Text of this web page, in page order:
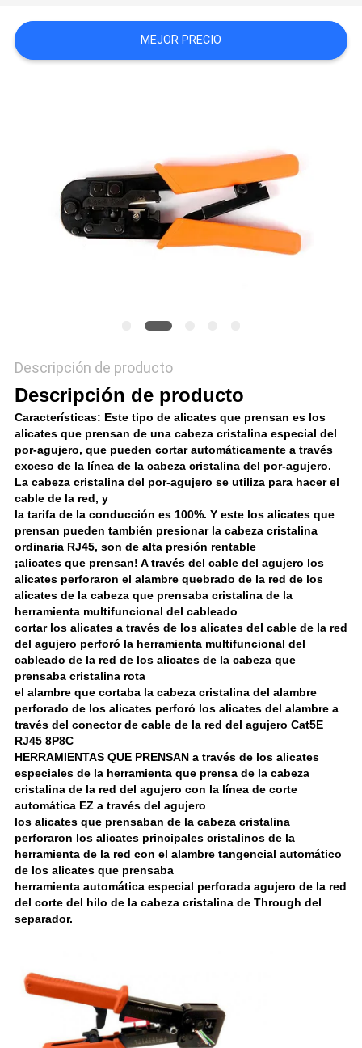
MAPA
DEL
PRIVACIDAD
MEJOR PRECIO
Descripción de producto
Descripción de producto
Características: Este tipo de alicates que prensan es los
alicates que prensan de una cabeza cristalina especial del
por-agujero, que pueden cortar automáticamente a través
exceso de la línea de la cabeza cristalina del por-agujero.
La cabeza cristalina del por-agujero se utiliza para hacer el
cable de la red, y
la tarifa de la conducción es 100%. Y este los alicates que
prensan pueden también presionar la cabeza cristalina
ordinaria RJ45, son de alta presión rentable
¡alicates que prensan! A través del cable del agujero los
alicates perforaron el alambre quebrado de la red de los
alicates de la cabeza que prensaba cristalina de la
herramienta multifuncional del cableado
cortar los alicates a través de los alicates del cable de la red
del agujero perforó la herramienta multifuncional del
cableado de la red de los alicates de la cabeza que
prensaba cristalina rota
el alambre que cortaba la cabeza cristalina del alambre
perforado de los alicates perforó los alicates del alambre a
través del conector de cable de la red del agujero Cat5E
RJ45 8P8C
HERRAMIENTAS QUE PRENSAN a través de los alicates
especiales de la herramienta que prensa de la cabeza
cristalina de la red del agujero con la línea de corte
automática EZ a través del agujero
los alicates que prensaban de la cabeza cristalina
perforaron los alicates principales cristalinos de la
herramienta de la red con el alambre tangencial automático
de los alicates que prensaba
herramienta automática especial perforada agujero de la red
del corte del hilo de la cabeza cristalina de Through del
separador.